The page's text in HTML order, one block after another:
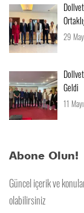
29
Geldi
11
Abone Olun!
Güncel içerik ve
olabilirsiniz